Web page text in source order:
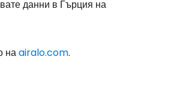
данни в Гърция на
наairalo.com.